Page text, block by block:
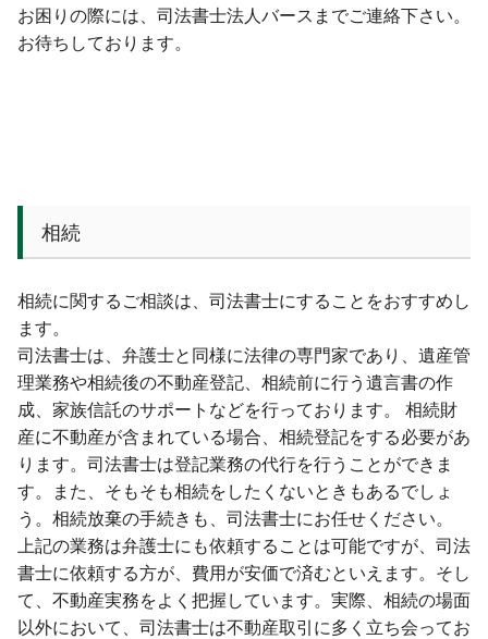
お困りの際には、司法書士法人バースまでご連絡下さい。
お待ちしております。
相続
相続に関するご相談は、司法書士にすることをおすすめし
ます。
司法書士は、弁護士と同様に法律の専門家であり、遺産管
理業務や相続後の不動産登記、相続前に行う遺言書の作
成、家族信託のサポートなどを行っております。 相続財
産に不動産が含まれている場合、相続登記をする必要があ
ります。司法書士は登記業務の代行を行うことができま
す。また、そもそも相続をしたくないときもあるでしょ
う。相続放棄の手続きも、司法書士にお任せください。
上記の業務は弁護士にも依頼することは可能ですが、司法
書士に依頼する方が、費用が安価で済むといえます。そし
て、不動産実務をよく把握しています。実際、相続の場面
以外において、司法書士は不動産取引に多く立ち会ってお